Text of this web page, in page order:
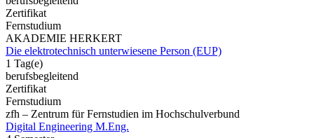
Zertifikat
Fernstudium
AKADEMIE HERKERT
Die elektrotechnisch unterwiesene Person (EUP)
1 Tag(e)
berufsbegleitend
Zertifikat
Fernstudium
zfh – Zentrum für Fernstudien im Hochschulverbund
Digital Engineering M.Eng.